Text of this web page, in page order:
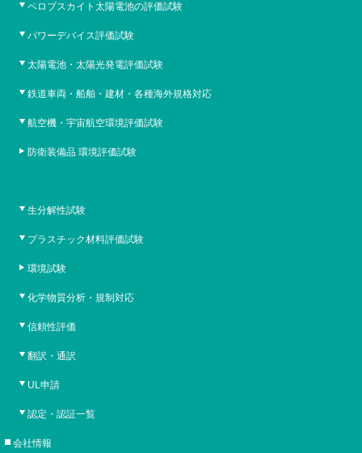
ペロブスカイト太陽電池の評価試験
パワーデバイス評価試験
太陽電池・太陽光発電評価試験
鉄道車両・船舶・建材・各種海外規格対応
航空機・宇宙航空環境評価試験
防衛装備品 環境評価試験
生分解性試験
プラスチック材料評価試験
環境試験
化学物質分析・規制対応
信頼性評価
翻訳・通訳
UL申請
認定・認証一覧
会社情報